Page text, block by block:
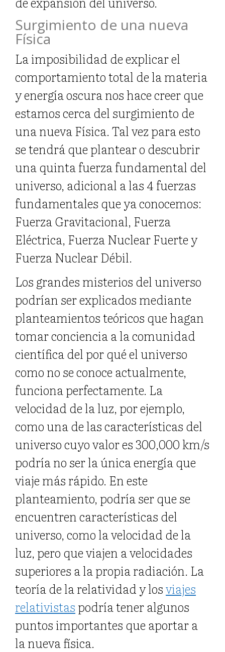
Surgimiento de una nueva
Física
La imposibilidad de explicar el
comportamiento total de la materia
y energía oscura nos hace creer que
estamos cerca del surgimiento de
una nueva Física. Tal vez para esto
se tendrá que plantear o descubrir
una quinta fuerza fundamental del
universo, adicional a las 4 fuerzas
fundamentales que ya conocemos:
Fuerza Gravitacional, Fuerza
Eléctrica, Fuerza Nuclear Fuerte y
Fuerza Nuclear Débil.
Los grandes misterios del universo
podrían ser explicados mediante
planteamientos teóricos que hagan
tomar conciencia a la comunidad
científica del por qué el universo
como no se conoce actualmente,
funciona perfectamente. La
velocidad de la luz, por ejemplo,
como una de las características del
universo cuyo valor es 300,000 km/s
podría no ser la única energía que
viaje más rápido. En este
planteamiento, podría ser que se
encuentren características del
universo, como la velocidad de la
luz, pero que viajen a velocidades
superiores a la propia radiación. La
teoría de la relatividad y losviajes
relativistas podría tener algunos
puntos importantes que aportar a
la nueva física.